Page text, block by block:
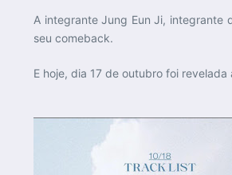
A integrante Jung Eun Ji, integrante
seu comeback.
E hoje, dia 17 de outubro foi